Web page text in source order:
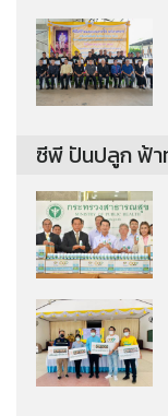
ซีพี ปันปลูก ฟ้า